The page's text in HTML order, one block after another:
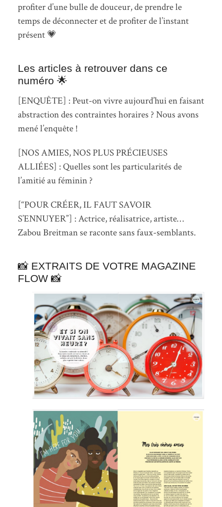
profiter d’une bulle de douceur, de prendre le
temps de déconnecter et de profiter de l’instant
présent 💗
Les articles à retrouver dans ce
numéro 🌟
[ENQUÊTE] : Peut-on vivre aujourd’hui en faisant
abstraction des contraintes horaires ? Nous avons
mené l’enquête !
[NOS AMIES, NOS PLUS PRÉCIEUSES
ALLIÉES] : Quelles sont les particularités de
l’amitié au féminin ?
[“POUR CRÉER, IL FAUT SAVOIR
S’ENNUYER”] : Actrice, réalisatrice, artiste…
Zabou Breitman se raconte sans faux-semblants.
📸 EXTRAITS DE VOTRE MAGAZINE
FLOW 📸